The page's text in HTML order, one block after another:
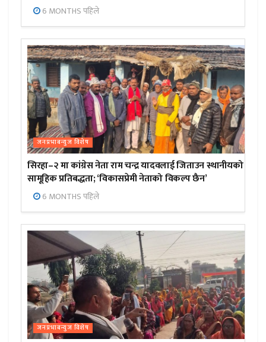
6 MONTHS पहिले
जनप्रभाबन्युज विशेष
सिरहा–२ मा कांग्रेस नेता राम चन्द्र यादवलाई जिताउन स्थानीयको
सामूहिक प्रतिबद्धता; ‘विकासप्रेमी नेताको विकल्प छैन’
6 MONTHS पहिले
जनप्रभाबन्युज विशेष